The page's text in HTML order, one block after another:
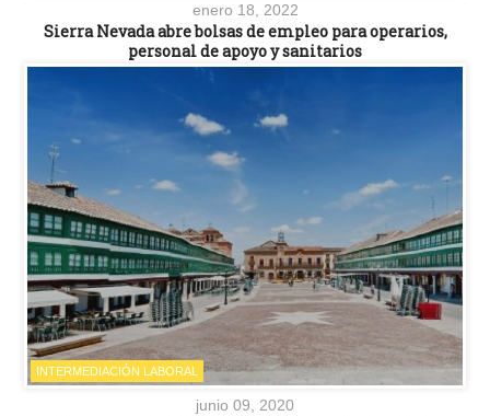
enero 18, 2022
Sierra Nevada abre bolsas de empleo para operarios,
personal de apoyo y sanitarios
INTERMEDIACIÓN LABORAL
junio 09, 2020